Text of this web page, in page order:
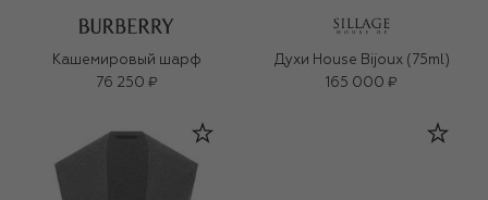
Кашемировый шарф
76 250 ₽
Духи House Bijoux (75ml)
165 000 ₽